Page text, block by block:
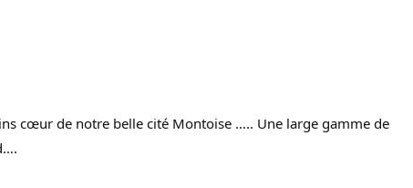
cœur de notre belle cité Montoise ….. Une large gamme de